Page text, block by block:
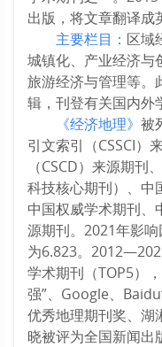
出版，将文章翻译成
主要栏目： 区域
城镇化、产业经济与
旅游经济与管理等。
辑，刊登有关国内外
《经济地理》 被
引文索引（CSSCI）
（CSCD）来源期
科技核心期刊）、中
中国权威学术期刊、
源期刊。2021年影
为6.823。
学术期刊（TOP5）
强”、Google、
优秀地理期刊奖、湖
晓被评为全国新闻出